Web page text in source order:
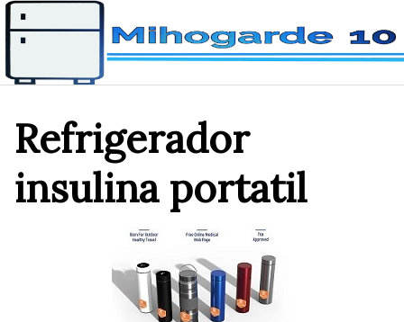
Saltar
al
contenido
Refrigerador
insulina portatil